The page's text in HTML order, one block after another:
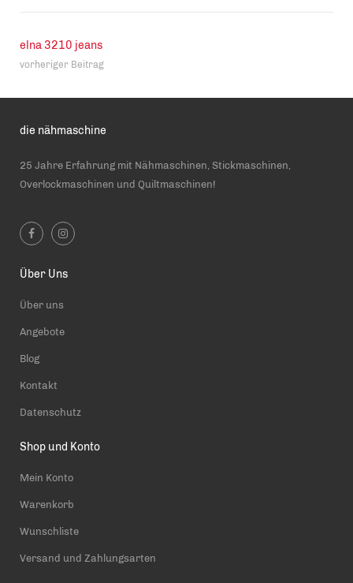
elna 3210 jeans
vorheriger Beitrag
die nähmaschine
25 Jahre Erfahrung mit Nähmaschinen, Stickmaschinen,
Overlockmaschinen und Quiltmaschinen!
Über Uns
Über uns
Angebote
Blog
Kontakt
Datenschutz
Shop und Konto
Mein Konto
Warenkorb
Wunschliste
Versand und Zahlungsarten